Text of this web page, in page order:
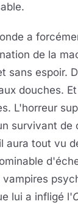
a
de la
sans espoir.
douches.
L'horreur
survivant de
aura tout vu
vampires
lui a infligé l'